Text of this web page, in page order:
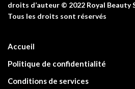
droits d’auteur © 2022 Royal Beauty
Tous les droits sont réservés
Accueil
Politique de confidentialité
Conditions de services